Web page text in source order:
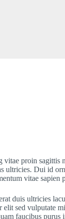
proin sagittis
ultricies. Dui id
vitae sapien
duis ultricies
sed vulputate
faucibus purus